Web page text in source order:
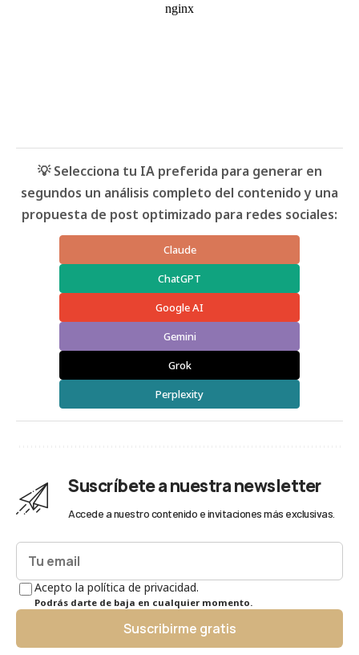
💡 Selecciona tu IA preferida para generar en
segundos un análisis completo del contenido y una
propuesta de post optimizado para redes sociales:
Claude
ChatGPT
Google AI
Gemini
Grok
Perplexity
Suscríbete a nuestra newsletter
Accede a nuestro contenido e invitaciones más exclusivas.
Acepto la política de privacidad.
Podrás darte de baja en cualquier momento.
Suscribirme gratis